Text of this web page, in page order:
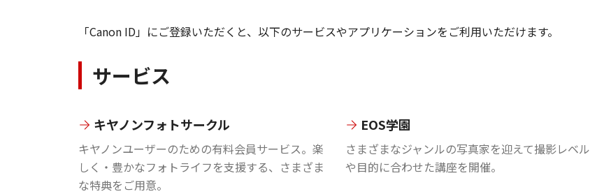
「Canon ID」にご登録いただくと、以下のサービスやアプリケーションをご利用いただけます。
サービス
キヤノンフォトサークル
キヤノンユーザーのための有料会員サービス。楽
しく・豊かなフォトライフを支援する、さまざま
な特典をご用意。
EOS学園
さまざまなジャンルの写真家を迎えて撮影レベル
や目的に合わせた講座を開催。